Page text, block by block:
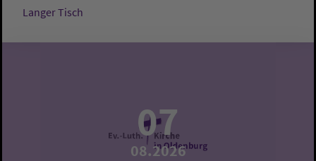
Langer Tisch
07
08.2026